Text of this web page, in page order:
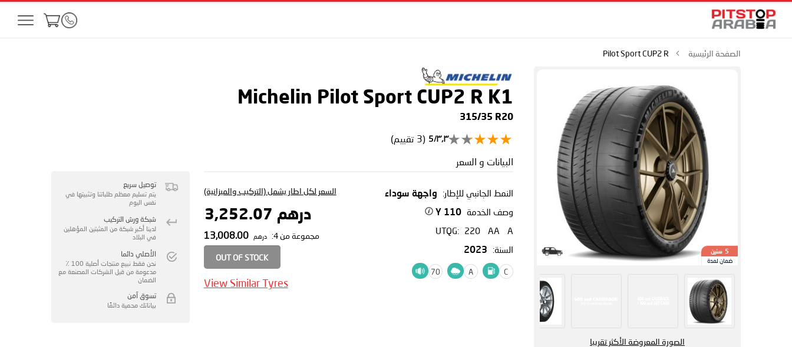
الصفحة الرئيسية Pilot Sport CUP2 R
Michelin Pilot Sport CUP2 R K1
315/35 R20
٣٫٣/5 (3 تقييم)
5 سنين
ضمان لمدة
الصورة المعروضة الأكثر تقريبا
البيانات و السعر
النمط الجانبي للإطار: واجهة سوداء
وصف الخدمة 110 Y
UTQG: 220 AA
A
السنة:
2023
C
A
70
السعر لكل اطار يشمل (التركيب والميزانية)
درهم 3,252.07
مجموعة من 4: درهم 13,008.00
OUT OF STOCK
View Similar Tyres
توصيل سريع
يتم تسليم معظم طلباتنا وتثبيتها في
نفس اليوم
شبكة ورش التركيب
لدينا أكبر شبكة من المثبتين المؤهلين
في البلاد
الأصلي دائما
نحن فقط نبيع منتجات أصلية 100 ٪
مدعومة من قبل الشركات المصنعة مع
الضمان
تسوق آمن
بياناتك محمية دائمًا